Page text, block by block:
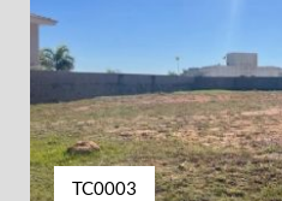
TC0003